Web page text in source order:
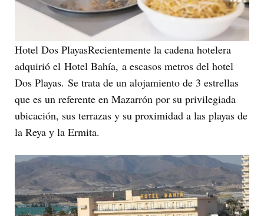
Hotel Dos PlayasRecientemente la cadena hotelera
adquirió el Hotel Bahía, a escasos metros del hotel
Dos Playas. Se trata de un alojamiento de 3 estrellas
que es un referente en Mazarrón por su privilegiada
ubicación, sus terrazas y su proximidad a las playas de
la Reya y la Ermita.